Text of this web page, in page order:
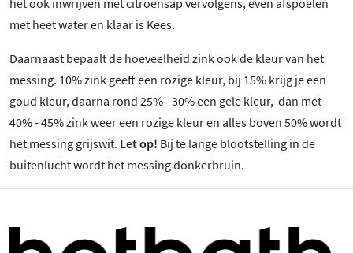
met heet water en klaar is Kees.
Daarnaast bepaalt de hoeveelheid zink ook de kleur van het
messing. 10% zink geeft een rozige kleur, bij 15% krijg je een
goud kleur, daarna rond 25% - 30% een gele kleur, dan met
40% - 45% zink weer een rozige kleur en alles boven 50% wordt
het messing grijswit. Let op! Bij te lange blootstelling in de
buitenlucht wordt het messing donkerbruin.